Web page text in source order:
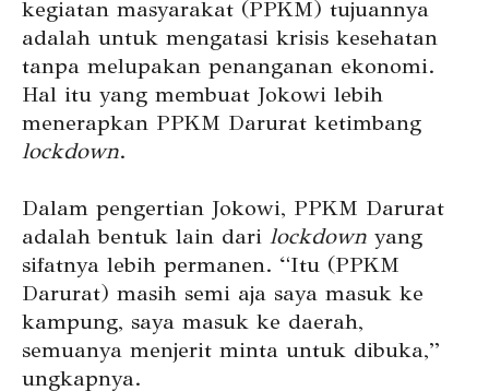
kegiatan masyarakat (PPKM) tujuannya
adalah untuk mengatasi krisis kesehatan
tanpa melupakan penanganan ekonomi.
Hal itu yang membuat Jokowi lebih
menerapkan PPKM Darurat ketimbang
lockdown.
Dalam pengertian Jokowi, PPKM Darurat
adalah bentuk lain dari lockdown yang
sifatnya lebih permanen. “Itu (PPKM
Darurat) masih semi aja saya masuk ke
kampung, saya masuk ke daerah,
semuanya menjerit minta untuk dibuka,”
ungkapnya.